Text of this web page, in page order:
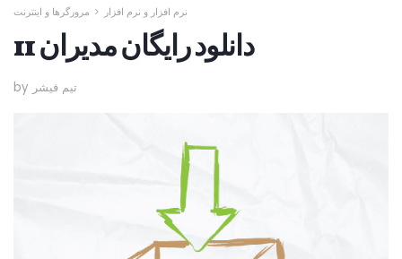
نرم افزار و نرم افزار مرورگرها و اینترنت
11 دانلود رایگان مدیران
by تیم فیشر